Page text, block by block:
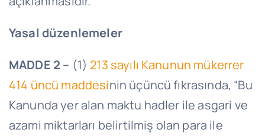
Yasal düzenlemeler
MADDE 2 – (1) 213 sayılı Kanunun mükerrer
414 üncü maddesinin üçüncü fıkrasında, “Bu
Kanunda yer alan maktu hadler ile asgari ve
azami miktarları belirtilmiş olan para ile